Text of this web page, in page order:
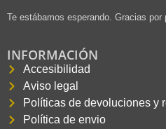
Te estábamos esperando. Gracias por
INFORMACIÓN
Accesibilidad
Aviso legal
Políticas de devoluciones y
Política de envio